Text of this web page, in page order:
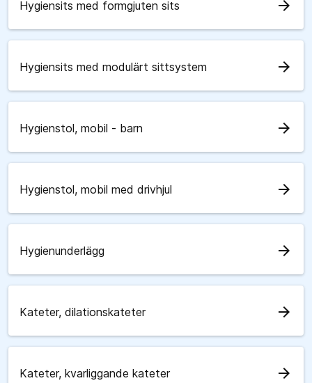
Hygiensits med formgjuten sits arrow_forward
Hygiensits med modulärt sittsystem arrow_forward
Hygienstol, mobil - barn arrow_forward
Hygienstol, mobil med drivhjul arrow_forward
Hygienunderlägg arrow_forward
Kateter, dilationskateter arrow_forward
Kateter, kvarliggande kateter arrow_forward